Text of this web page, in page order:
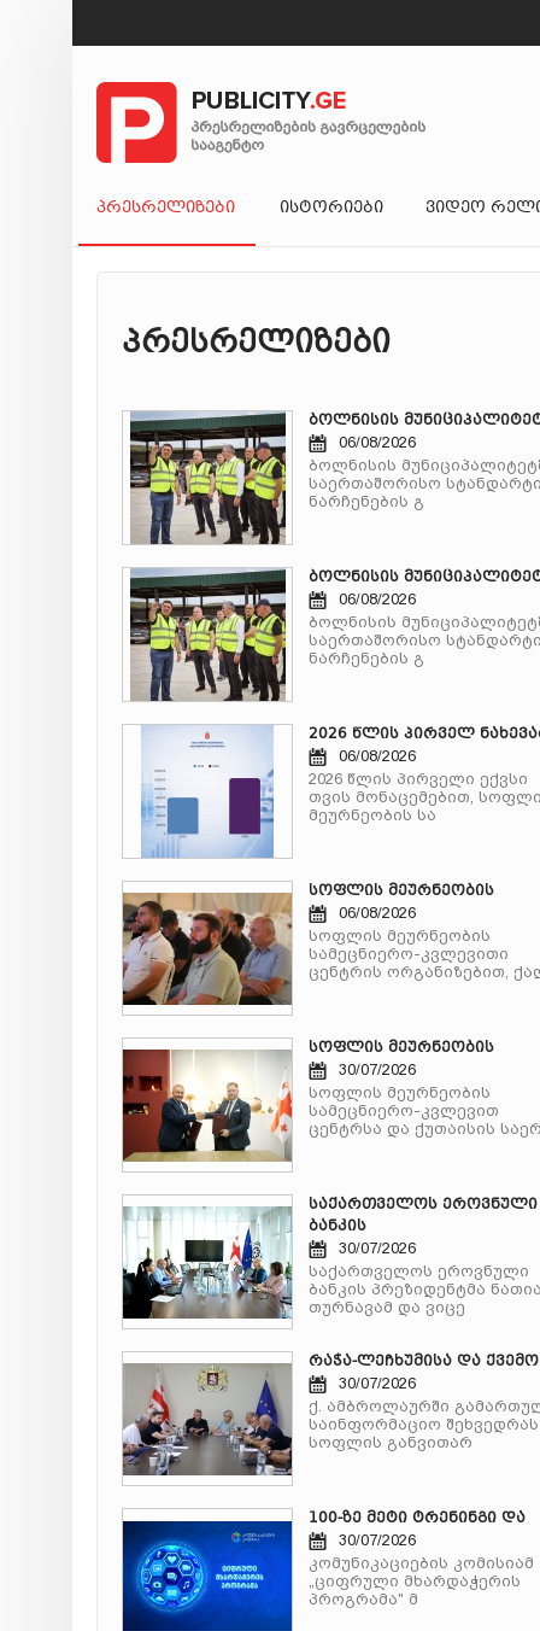
ᲞᲠᲔᲡᲠᲔᲚᲘᲖᲔᲑᲘ ᲘᲡᲢᲝᲠᲘᲔᲑᲘ ᲕᲘᲓᲔᲝ
პრესრელიზები
ბოლნისის
06/08/2026
ბოლნისის
საერთაშორისო
ნარჩენების გ
ბოლნისის
06/08/2026
ბოლნისის
საერთაშორისო
ნარჩენების გ
2026 წლის პირველ
06/08/2026
2026 წლის პირველი ექვსი
თვის მონაცემებით,
მეურნეობის სა
სოფლის მეურნეობის
06/08/2026
სოფლის მეურნეობის
სამეცნიერო-კვლევითი
ცენტრის ორგანიზებით,
სოფლის მეურნეობის
30/07/2026
სოფლის მეურნეობის
სამეცნიერო-კვლევით
ცენტრსა და ქუთაისის
საქართველოს ეროვნული
ბანკის
30/07/2026
საქართველოს ეროვნული
ბანკის პრეზიდენტმა
თურნავამ და ვიცე
რაჭა-ლეჩხუმისა და ქვემო
30/07/2026
ქ. ამბროლაურში
საინფორმაციო შეხვედრას
სოფლის განვითარ
100-ზე მეტი ტრენინგი და
30/07/2026
კომუნიკაციების კომისიამ
„ციფრული მხარდაჭერის
პროგრამა" მ